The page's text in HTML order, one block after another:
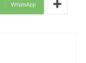
WhatsApp